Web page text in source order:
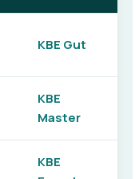
KBE Gut
KBE
Master
KBE